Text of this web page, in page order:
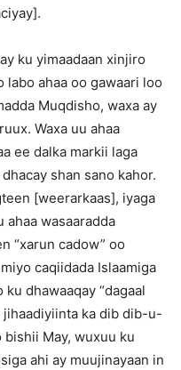
ku yimaadaan xinjiro
ahaa oo gawaari loo
Muqdisho, waxa ay
Waxa uu ahaa
ee dalka markii laga
shan sano kahor.
[weerarkaas], iyaga
wasaaradda
“xarun cadow” oo
caqiidada Islaamiga
dhawaaqay “dagaal
jihaadiyiinta ka dib dib-u-
May, wuxuu ku
ahi ay muujinayaan in